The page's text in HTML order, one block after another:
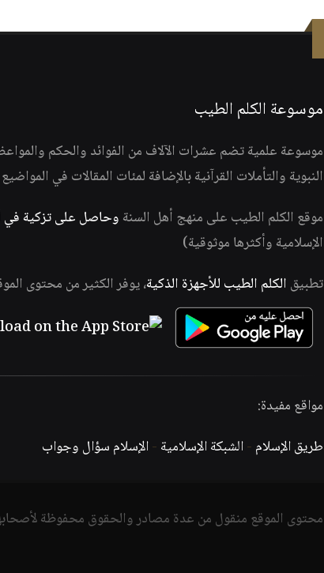
موسوعة الكلم الطيب
موسوعة علمية تضم عشرات الآلاف من الفوائد والحكم والمواعظ
النبوية والتأملات القرآنية بالإضافة لمئات المقالات في المواضيع
موقع الكلم الطيب على منهج أهل السنة وحاصل على تزكية في
الإسلامية وأكثرها موثوقية)
تطبيق الكلم الطيب للأجهزة الذكية، يوفر الكثير من محتوى
مواقع مفيدة:
طريق الإسلام -الشبكة الإسلامية -الإسلام سؤال وجواب
محتوى الموقع منقول من عدة مصادر والحقوق محفوظة